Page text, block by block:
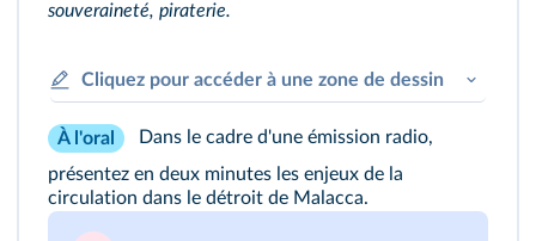
souveraineté, piraterie.
Cliquez pour accéder à une zone de dessin
À l'oral
Dans le cadre d'une émission radio,
présentez en deux minutes les enjeux de la
circulation dans le détroit de Malacca.